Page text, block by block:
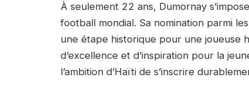
À seulement 22 ans, Dumornay
football mondial. Sa nomination parmi
une étape historique pour une joueuse
d’excellence et d’inspiration pour la
l’ambition d’Haïti de s’inscrire